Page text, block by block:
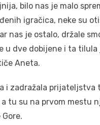
bilo nas je malo
igračica, neke su
nas je ostalo, držale
u dve dobijene i ta tilula
Aneta.
i zadražala prijateljstva
tu su na prvom mestu